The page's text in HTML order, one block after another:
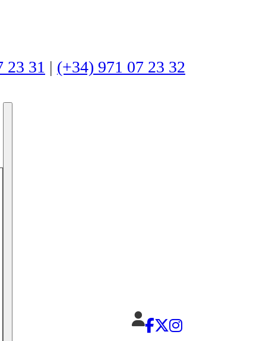
23 31 | (+34) 971 07 23 32